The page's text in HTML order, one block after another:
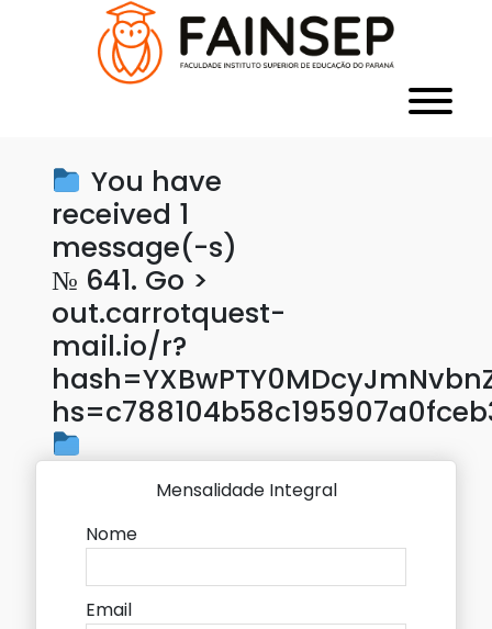
You have
received 1
message(-s)
№ 641. Go >
out.carrotquest-
mail.io/r?
Mensalidade Integral
Nome
Email